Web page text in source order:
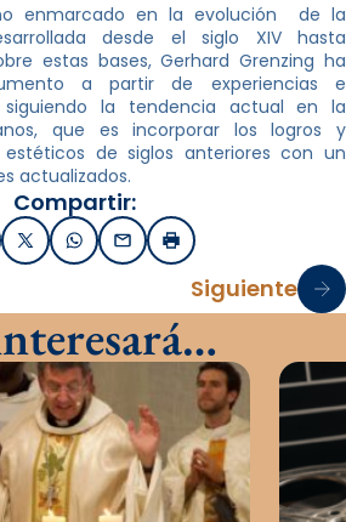
enmarcado en la evolución de la
desde el siglo XIV hasta
estas bases, Gerhard Grenzing ha
a partir de experiencias e
siguiendo la tendencia actual en la
que es incorporar los logros y
de siglos anteriores con un
actualizados.
Compartir:
X / TwitterWhatsApp
EmailImprimir
Siguiente